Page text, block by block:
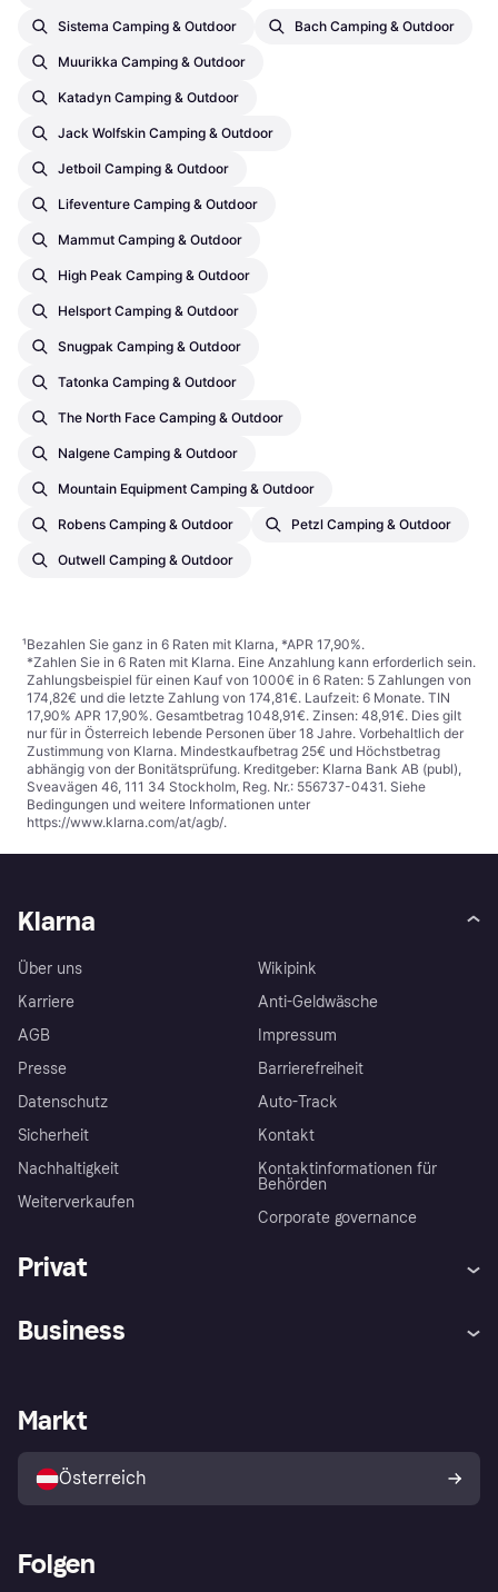
Sistema Camping & Outdoor Bach Camping & Outdoor
Muurikka Camping & Outdoor
Katadyn Camping & Outdoor
Jack Wolfskin Camping & Outdoor
Jetboil Camping & Outdoor
Lifeventure Camping & Outdoor
Mammut Camping & Outdoor
High Peak Camping & Outdoor
Helsport Camping & Outdoor
Snugpak Camping & Outdoor
Tatonka Camping & Outdoor
The North Face Camping & Outdoor
Nalgene Camping & Outdoor
Mountain Equipment Camping & Outdoor
Robens Camping & Outdoor Petzl Camping & Outdoor
Outwell Camping & Outdoor
¹Bezahlen Sie ganz in 6 Raten mit Klarna, *APR 17,90%.
*Zahlen Sie in 6 Raten mit Klarna. Eine Anzahlung kann erforderlich sein.
Zahlungsbeispiel für einen Kauf von 1000€ in 6 Raten: 5 Zahlungen von
174,82€ und die letzte Zahlung von 174,81€. Laufzeit: 6 Monate. TIN
17,90% APR 17,90%. Gesamtbetrag 1048,91€. Zinsen: 48,91€. Dies gilt
nur für in Österreich lebende Personen über 18 Jahre. Vorbehaltlich der
Zustimmung von Klarna. Mindestkaufbetrag 25€ und Höchstbetrag
abhängig von der Bonitätsprüfung. Kreditgeber: Klarna Bank AB (publ),
Sveavägen 46, 111 34 Stockholm, Reg. Nr.: 556737-0431. Siehe
Bedingungen und weitere Informationen unter
https://www.klarna.com/at/agb/.
Klarna
Über uns
Karriere
AGB
Presse
Datenschutz
Sicherheit
Nachhaltigkeit
Weiterverkaufen
Wikipink
Anti-Geldwäsche
Impressum
Barrierefreiheit
Auto-Track
Kontakt
Kontaktinformationen für
Behörden
Corporate governance
Privat
Shops entdecken
Business
Händlerportal
Markt
Österreich
Folgen